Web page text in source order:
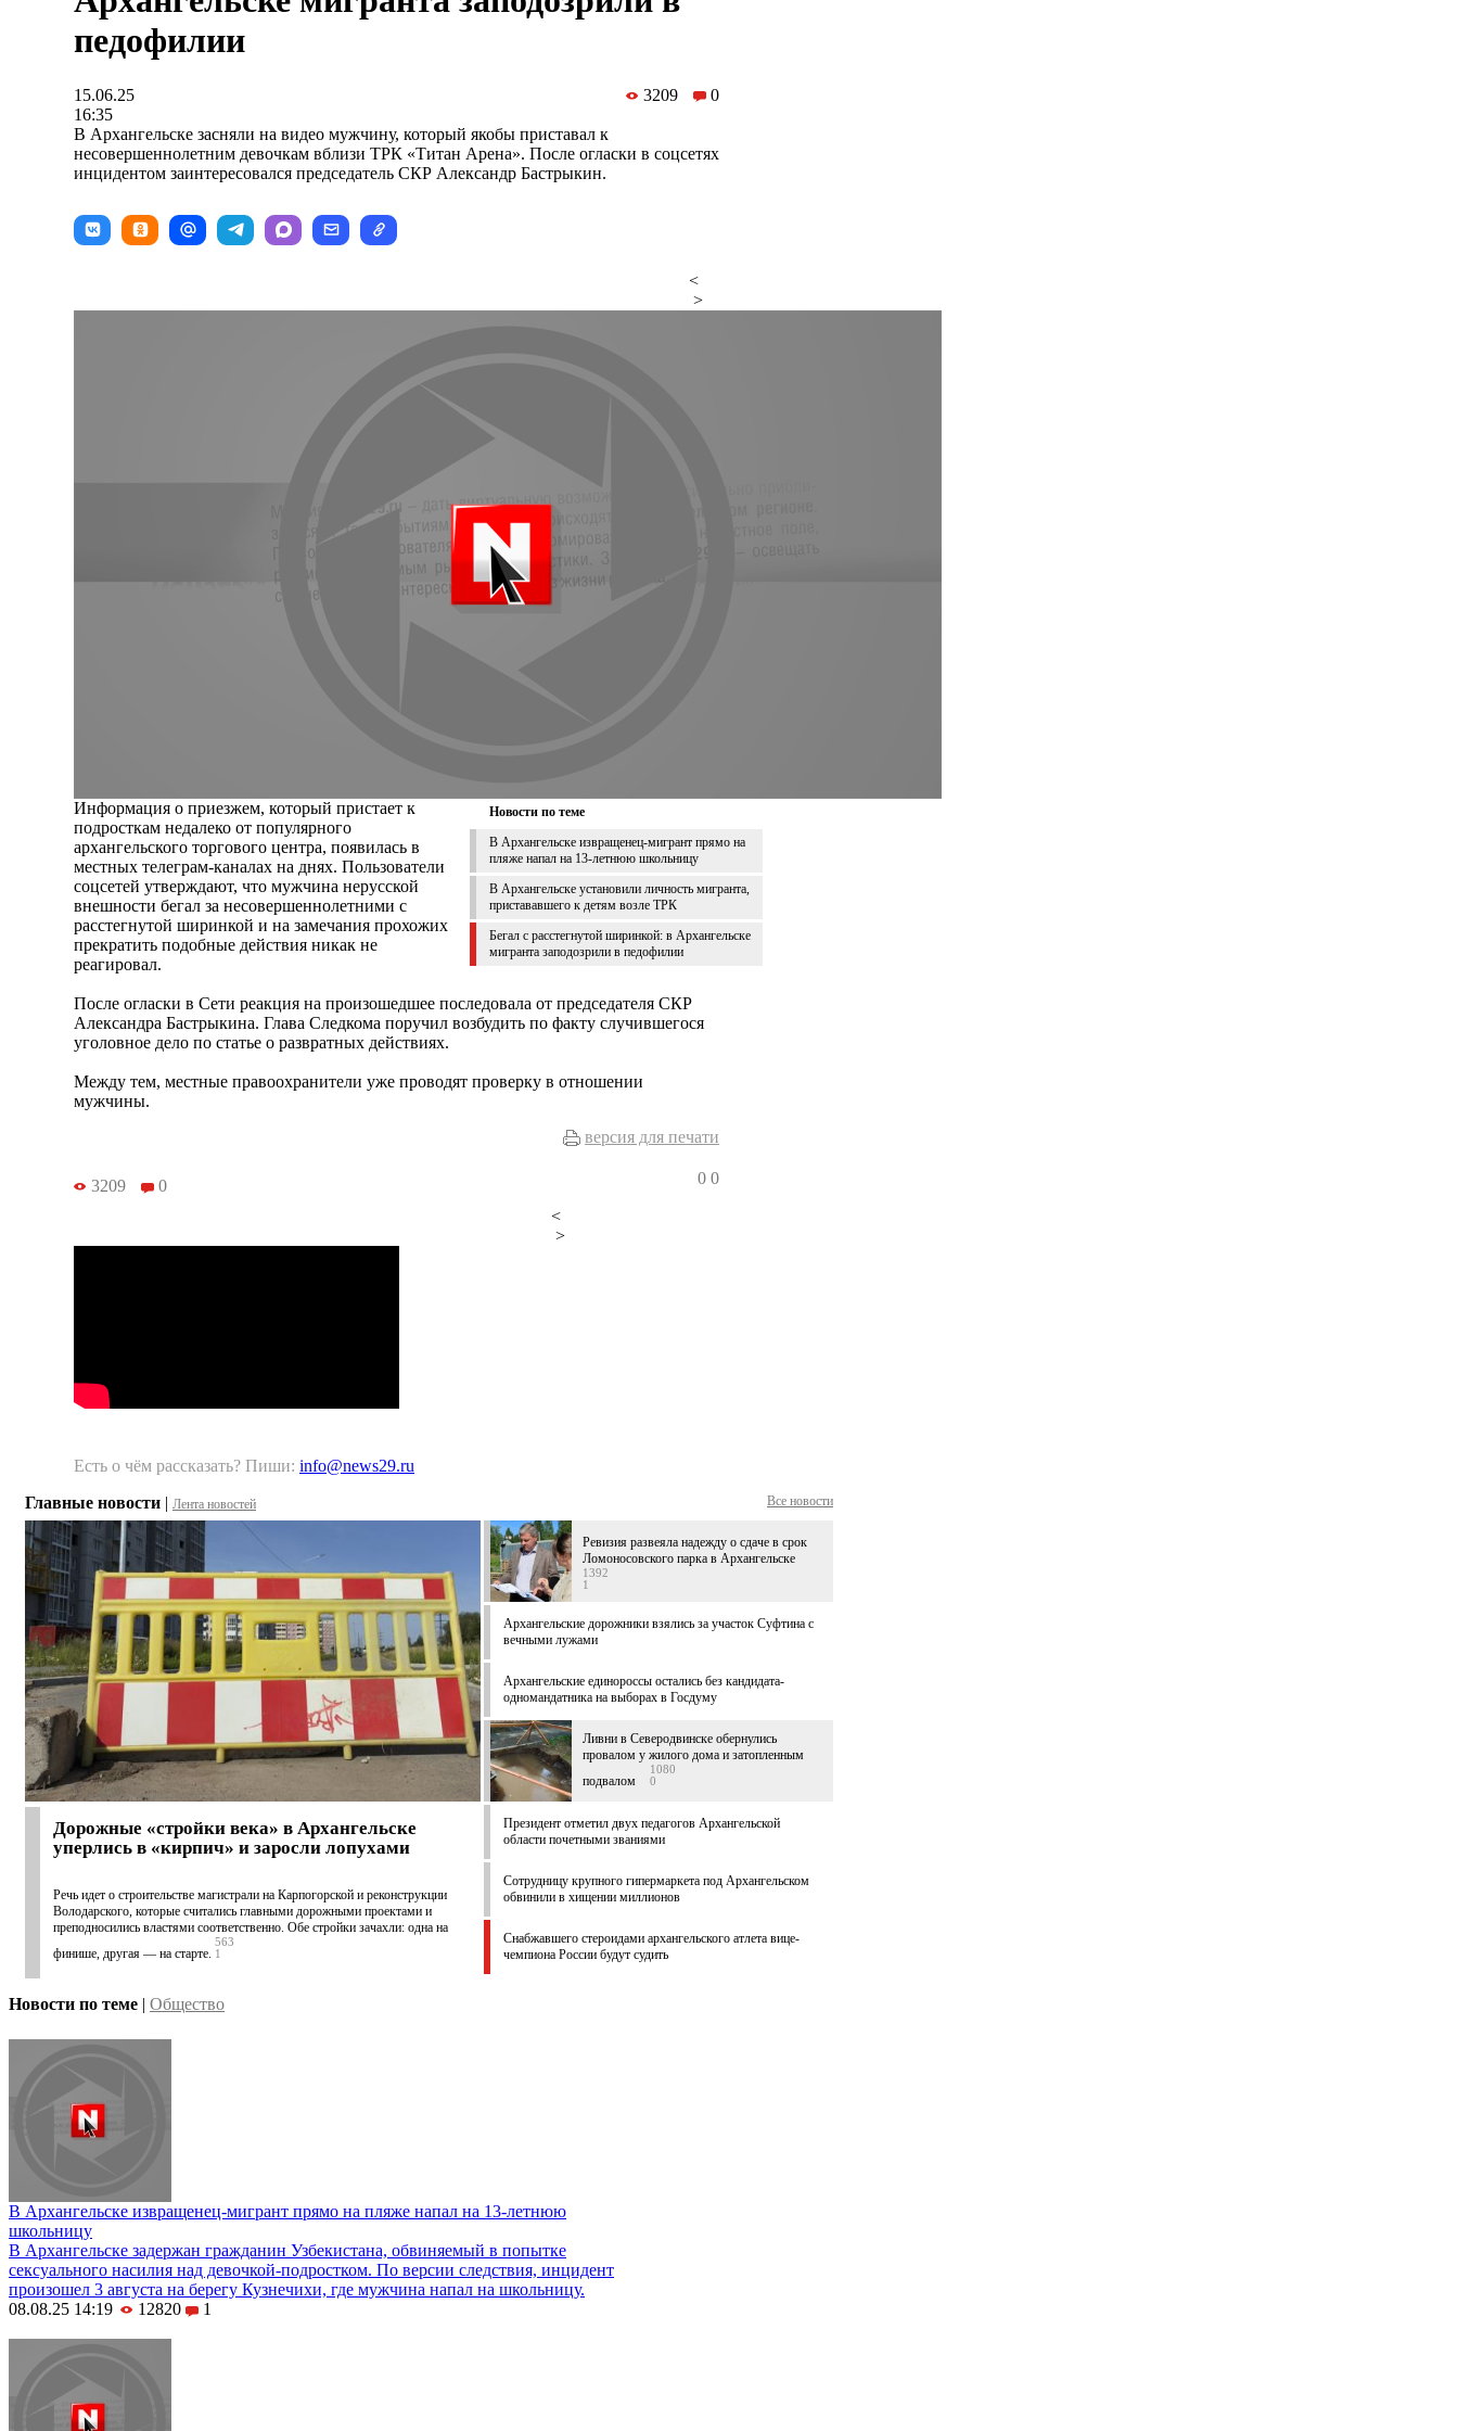
педофилии
15.06.25
16:35
3209 0
В Архангельске засняли на видео мужчину, который якобы приставал к
несовершеннолетним девочкам вблизи ТРК «Титан Арена». После огласки в соцсетях
инцидентом заинтересовался председатель СКР Александр Бастрыкин.
<
>
Новости по теме
В Архангельске извращенец-мигрант прямо на
пляже напал на 13-летнюю школьницу
В Архангельске установили личность мигранта,
пристававшего к детям возле ТРК
Бегал с расстегнутой ширинкой: в Архангельске
мигранта заподозрили в педофилии
Информация о приезжем, который пристает к
подросткам недалеко от популярного
архангельского торгового центра, появилась в
местных телеграм-каналах на днях. Пользователи
соцсетей утверждают, что мужчина нерусской
внешности бегал за несовершеннолетними с
расстегнутой ширинкой и на замечания прохожих
прекратить подобные действия никак не
реагировал.
После огласки в Сети реакция на произошедшее последовала от председателя СКР
Александра Бастрыкина. Глава Следкома поручил возбудить по факту случившегося
уголовное дело по статье о развратных действиях.
Между тем, местные правоохранители уже проводят проверку в отношении
мужчины.
версия для печати
3209 0 0 0
<
>
Есть о чём рассказать? Пиши: info@news29.ru
Главные новости | Лента новостей Все новости
Дорожные «стройки века» в Архангельске
уперлись в «кирпич» и заросли лопухами
Речь идет о строительстве магистрали на Карпогорской и реконструкции
Володарского, которые считались главными дорожными проектами и
преподносились властями соответственно. Обе стройки зачахли: одна на
финише, другая — на старте.
563
1
Ревизия развеяла надежду о сдаче в срок
Ломоносовского парка в Архангельске
1392
1
Архангельские дорожники взялись за участок Суфтина с
вечными лужами
Архангельские единороссы остались без кандидата-
одномандатника на выборах в Госдуму
Ливни в Северодвинске обернулись
провалом у жилого дома и затопленным
подвалом
1080
0
Президент отметил двух педагогов Архангельской
области почетными званиями
Сотрудницу крупного гипермаркета под Архангельском
обвинили в хищении миллионов
Снабжавшего стероидами архангельского атлета вице-
чемпиона России будут судить
Новости по теме | Общество
В Архангельске извращенец-мигрант прямо на пляже напал на 13-летнюю
школьницу
В Архангельске задержан гражданин Узбекистана, обвиняемый в попытке
сексуального насилия над девочкой-подростком. По версии следствия, инцидент
произошел 3 августа на берегу Кузнечихи, где мужчина напал на школьницу.
08.08.25 14:19
12820 1